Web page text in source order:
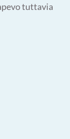
tuttavia